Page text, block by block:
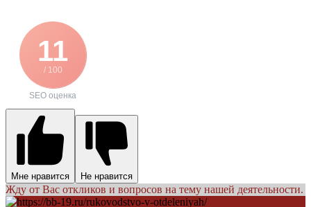
11
/ 100
SEO оценка
Мне нравится Не нравится
Жду от Вас откликов и вопросов на тему нашей деятельности.